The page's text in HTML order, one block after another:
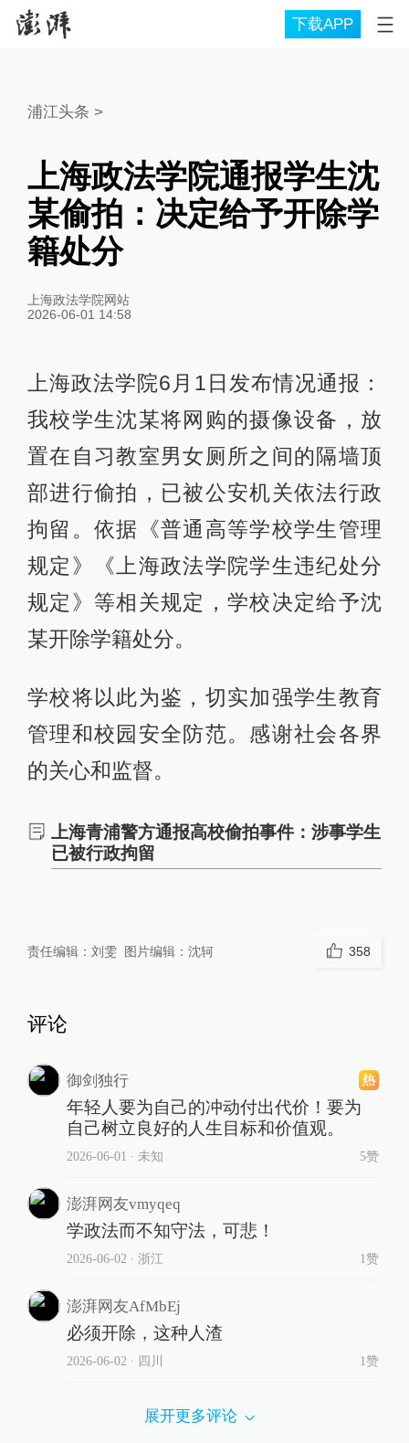
下载APP
浦江头条 >
上海政法学院通报学生沈
某偷拍：决定给予开除学
籍处分
上海政法学院网站
2026-06-01 14:58
上海政法学院6月1日发布情况通报：
我校学生沈某将网购的摄像设备，放
置在自习教室男女厕所之间的隔墙顶
部进行偷拍，已被公安机关依法行政
拘留。依据《普通高等学校学生管理
规定》《上海政法学院学生违纪处分
规定》等相关规定，学校决定给予沈
某开除学籍处分。
学校将以此为鉴，切实加强学生教育
管理和校园安全防范。感谢社会各界
的关心和监督。
上海青浦警方通报高校偷拍事件：涉事学生
已被行政拘留
责任编辑： 刘雯 图片编辑： 沈轲 358
评论
御剑独行
年轻人要为自己的冲动付出代价！要为
自己树立良好的人生目标和价值观。
2026-06-01 ∙ 未知 5赞
澎湃网友vmyqeq
学政法而不知守法，可悲！
2026-06-02 ∙ 浙江 1赞
澎湃网友AfMbEj
必须开除，这种人渣
2026-06-02 ∙ 四川 1赞
展开更多评论